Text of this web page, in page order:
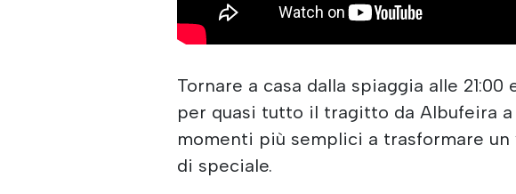
Tornare a casa dalla spiaggia alle
per quasi tutto il tragitto da Albufeira a
momenti più semplici a trasformare
di speciale.